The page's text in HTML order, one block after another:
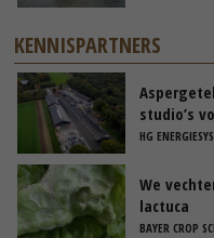
KENNISPARTNERS
studio’s
HG
We
lactuca
BAYER CROP